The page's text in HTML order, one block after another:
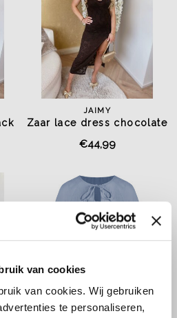
van cookies
van cookies. Wij gebruiken
te personaliseren,
JAIMY
Zaar lace dress chocolate
€44,99